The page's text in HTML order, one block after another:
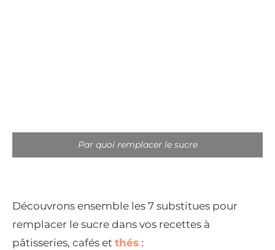
Par quoi remplacer le sucre
Découvrons ensemble les 7 substitues pour
remplacer le sucre dans vos recettes à
pâtisseries, cafés et thés :